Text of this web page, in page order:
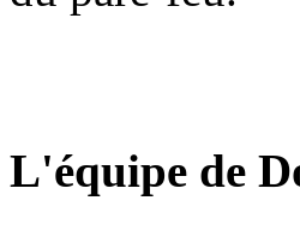
L'équipe de